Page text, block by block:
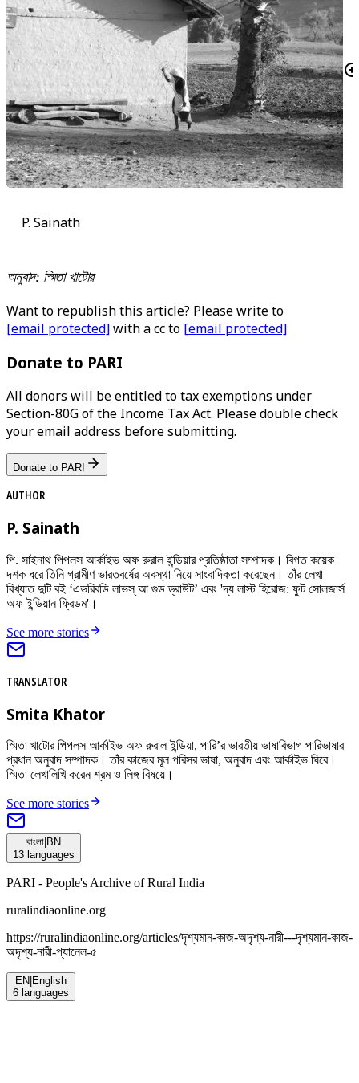
P. Sainath
অনুবাদ: স্মিতা খাটোর
Want to republish this article? Please write to
[email protected]with a cc to [email protected]
Donate to PARI
All donors will be entitled to tax exemptions under
Section-80G of the Income Tax Act. Please double check
your email address before submitting.
Donate to PARI
AUTHOR
P. Sainath
পি. সাইনাথ পিপলস আর্কাইভ অফ রুরাল ইন্ডিয়ার প্রতিষ্ঠাতা সম্পাদক। বিগত কয়েক
দশক ধরে তিনি গ্রামীণ ভারতবর্ষের অবস্থা নিয়ে সাংবাদিকতা করেছেন। তাঁর লেখা
বিখ্যাত দুটি বই ‘এভরিবডি লাভস্ আ গুড ড্রাউট’ এবং 'দ্য লাস্ট হিরোজ: ফুট সোলজার্স
অফ ইন্ডিয়ান ফ্রিডম'।
See more stories
TRANSLATOR
Smita Khator
স্মিতা খাটোর পিপলস আর্কাইভ অফ রুরাল ইন্ডিয়া, পারি’র ভারতীয় ভাষাবিভাগ পারিভাষার
প্রধান অনুবাদ সম্পাদক। তাঁর কাজের মূল পরিসর ভাষা, অনুবাদ এবং আর্কাইভ ঘিরে।
স্মিতা লেখালিখি করেন শ্রম ও লিঙ্গ বিষয়ে।
See more stories
বাংলা BN
13 languages
PARI - People's Archive of Rural India
ruralindiaonline.org
https://ruralindiaonline.org/articles/দৃশ্যমান-কাজ-অদৃশ্য-নারী---দৃশ্যমান-কাজ-
অদৃশ্য-নারী-প্যানেল-৫
EN English
6 languages